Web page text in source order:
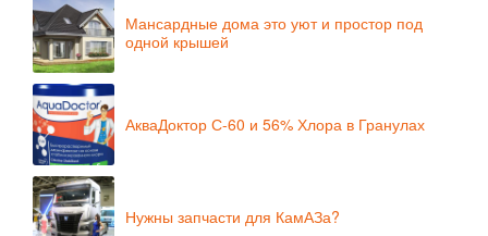
Мансардные дома это уют и простор под
одной крышей
АкваДоктор С-60 и 56% Хлора в Гранулах
Нужны запчасти для КамАЗа?